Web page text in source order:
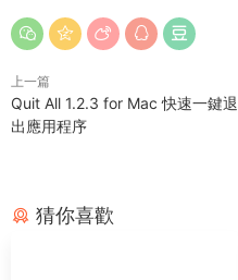
上一篇
Quit All 1.2.3 for Mac 快速一鍵退
出應用程序
猜你喜歡